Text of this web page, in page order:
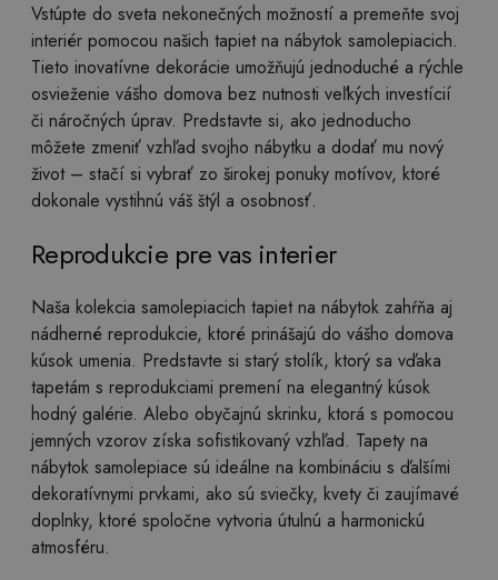
Vstúpte do sveta nekonečných možností a premeňte svoj
interiér pomocou našich tapiet na nábytok samolepiacich.
Tieto inovatívne dekorácie umožňujú jednoduché a rýchle
osvieženie vášho domova bez nutnosti veľkých investícií
či náročných úprav. Predstavte si, ako jednoducho
môžete zmeniť vzhľad svojho nábytku a dodať mu nový
život – stačí si vybrať zo širokej ponuky motívov, ktoré
dokonale vystihnú váš štýl a osobnosť.
Reprodukcie pre vas interier
Naša kolekcia samolepiacich tapiet na nábytok zahŕňa aj
nádherné reprodukcie, ktoré prinášajú do vášho domova
kúsok umenia. Predstavte si starý stolík, ktorý sa vďaka
tapetám s reprodukciami premení na elegantný kúsok
hodný galérie. Alebo obyčajnú skrinku, ktorá s pomocou
jemných vzorov získa sofistikovaný vzhľad. Tapety na
nábytok samolepiace sú ideálne na kombináciu s ďalšími
dekoratívnymi prvkami, ako sú sviečky, kvety či zaujímavé
doplnky, ktoré spoločne vytvoria útulnú a harmonickú
atmosféru.